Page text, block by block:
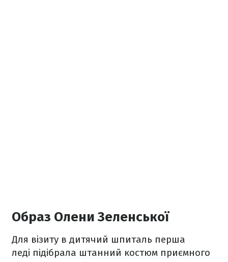
Образ Олени Зеленської
Для візиту в дитячий шпиталь перша
леді підібрала штанний костюм приємного